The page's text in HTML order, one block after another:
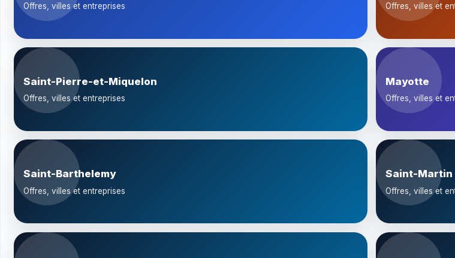
Offres, villes et entreprises Offres, villes et
Saint-Pierre-et-Miquelon
Offres, villes et entreprises
Mayotte
Offres, villes et
Saint-Barthelemy
Offres, villes et entreprises
Saint-Martin
Offres, villes et